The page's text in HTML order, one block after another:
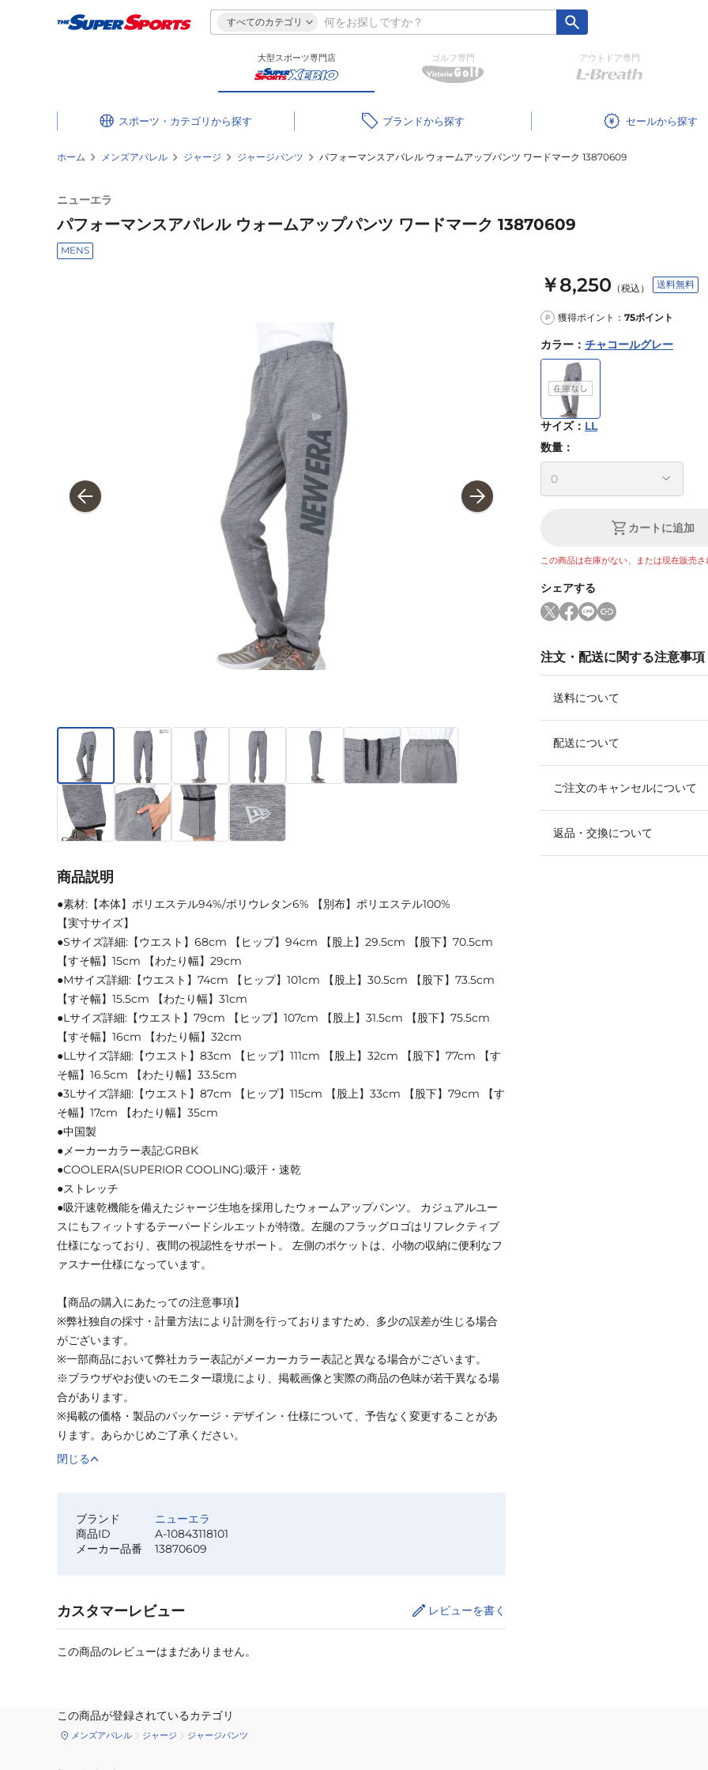
すべてのカテゴリ
大型スポーツ専門店 ゴルフ専門 アウトドア専門
スポーツ・カテゴリ ブランド セール
ホーム メンズアパレル ジャージ ジャージパンツ パフォーマンスアパレル ウォームアップパンツ ワードマーク 13870609
ニューエラ
パフォーマンスアパレル ウォームアップパンツ ワードマーク 13870609
MENS
￥8,250 （税込） 送料無料
P 獲得ポイント： 75ポイント
カラー ： チャコールグレー
サイズ： LL
数量：
カートに追加
この商品は在庫がない、または現在販売さ
シェアする
注文・配送に関する注意事項
送料について
配送について
ご注文のキャンセルについて
返品・交換について
商品説明
●素材:【本体】ポリエステル94%/ポリウレタン6% 【別布】ポリエステル100%
【実寸サイズ】
●Sサイズ詳細:【ウエスト】68cm 【ヒップ】94cm 【股上】29.5cm 【股下】70.5cm
【すそ幅】15cm 【わたり幅】29cm
●Mサイズ詳細:【ウエスト】74cm 【ヒップ】101cm 【股上】30.5cm 【股下】73.5cm
【すそ幅】15.5cm 【わたり幅】31cm
●Lサイズ詳細:【ウエスト】79cm 【ヒップ】107cm 【股上】31.5cm 【股下】75.5cm
【すそ幅】16cm 【わたり幅】32cm
●LLサイズ詳細:【ウエスト】83cm 【ヒップ】111cm 【股上】32cm 【股下】77cm 【す
そ幅】16.5cm 【わたり幅】33.5cm
●3Lサイズ詳細:【ウエスト】87cm 【ヒップ】115cm 【股上】33cm 【股下】79cm 【す
そ幅】17cm 【わたり幅】35cm
●中国製
●メーカーカラー表記:GRBK
●COOLERA(SUPERIOR COOLING):吸汗・速乾
●ストレッチ
●吸汗速乾機能を備えたジャージ生地を採用したウォームアップパンツ。 カジュアルユー
スにもフィットするテーパードシルエットが特徴。左腿のフラッグロゴはリフレクティブ
仕様になっており、夜間の視認性をサポート。 左側のポケットは、小物の収納に便利なフ
ァスナー仕様になっています。
【商品の購入にあたっての注意事項】
※弊社独自の採寸・計量方法により計測を行っておりますため、多少の誤差が生じる場合
がございます。
※一部商品において弊社カラー表記がメーカーカラー表記と異なる場合がございます。
※ブラウザやお使いのモニター環境により、掲載画像と実際の商品の色味が若干異なる場
合があります。
※掲載の価格・製品のパッケージ・デザイン・仕様について、予告なく変更することがあ
ります。あらかじめご了承ください。
閉じる
ブランド
ニューエラ
商品ID
A-10843118101
メーカー品番
13870609
カスタマーレビュー レビューを書く
この商品のレビューはまだありません。
この商品が登録されているカテゴリ
メンズアパレル ジャージ ジャージパンツ